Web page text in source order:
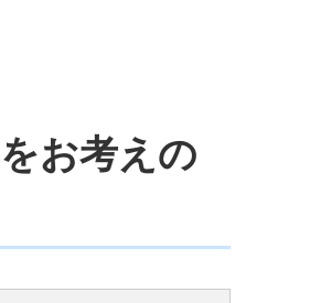
お考えの